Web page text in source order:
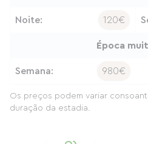
Noite: 120€
Época
Semana: 980€
Os preços podem variar
duração da estadia.